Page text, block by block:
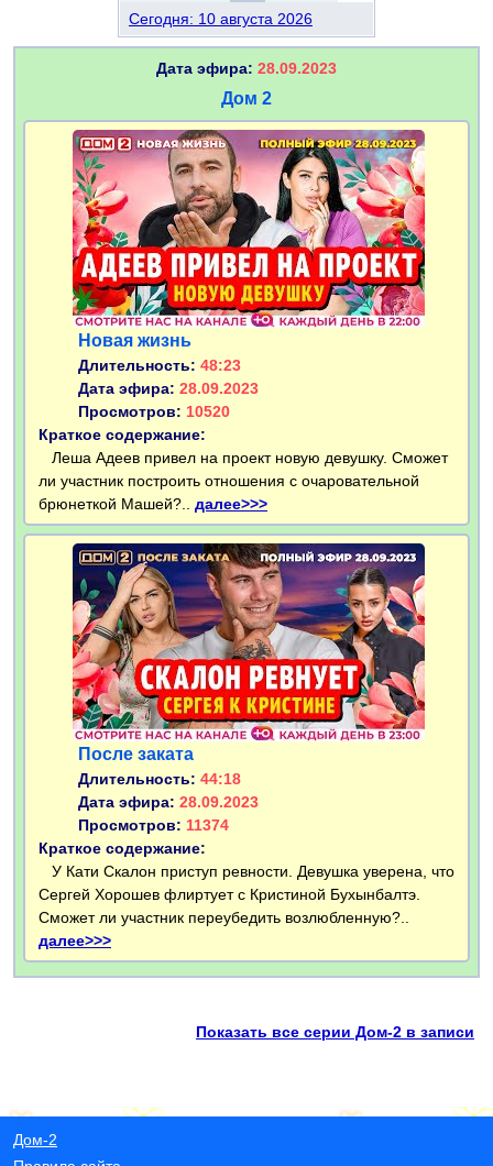
Сегодня: 10 августа 2026
Дата эфира: 28.09.2023
Дом 2
Новая жизнь
Длительность: 48:23
Дата эфира: 28.09.2023
Просмотров: 10520
Краткое содержание:
Леша Адеев привел на проект новую девушку. Сможет
ли участник построить отношения с очаровательной
брюнеткой Машей?.. далее>>>
После заката
Длительность: 44:18
Дата эфира: 28.09.2023
Просмотров: 11374
Краткое содержание:
У Кати Скалон приступ ревности. Девушка уверена, что
Сергей Хорошев флиртует с Кристиной Бухынбалтэ.
Сможет ли участник переубедить возлюбленную?..
далее>>>
Показать все серии Дом-2 в записи
Дом-2